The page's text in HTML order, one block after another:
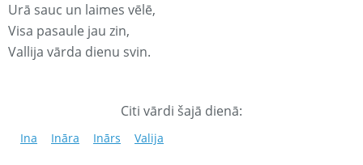
Urā sauc un laimes vēlē,
Visa pasaule jau zin,
Vallija vārda dienu svin.
Citi vārdi šajā dienā:
Ina Ināra Inārs Valija